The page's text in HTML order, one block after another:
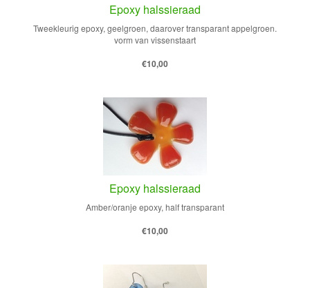
Epoxy halssieraad
Tweekleurig epoxy, geelgroen, daarover transparant appelgroen.
vorm van vissenstaart
€10,00
Epoxy halssieraad
Amber/oranje epoxy, half transparant
€10,00